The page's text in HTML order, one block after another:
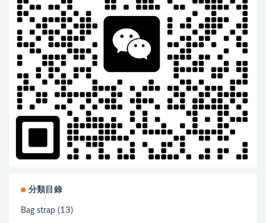
分類目錄
Bag strap (13)